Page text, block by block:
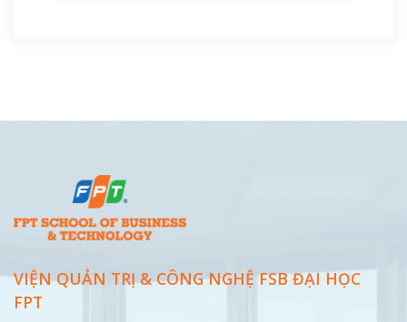
VIỆN QUẢN TRỊ & CÔNG NGHỆ FSB ĐẠI HỌC
FPT